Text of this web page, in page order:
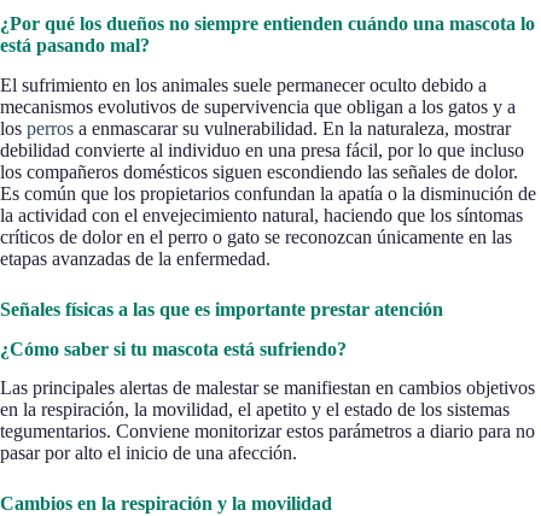
¿Por qué los dueños no siempre entienden cuándo una mascota lo
está pasando mal?
El sufrimiento en los animales suele permanecer oculto debido a
mecanismos evolutivos de supervivencia que obligan a los gatos y a
los perros a enmascarar su vulnerabilidad. En la naturaleza, mostrar
debilidad convierte al individuo en una presa fácil, por lo que incluso
los compañeros domésticos siguen escondiendo las señales de dolor.
Es común que los propietarios confundan la apatía o la disminución de
la actividad con el envejecimiento natural, haciendo que los síntomas
críticos de dolor en el perro o gato se reconozcan únicamente en las
etapas avanzadas de la enfermedad.
Señales físicas a las que es importante prestar atención
¿Cómo saber si tu mascota está sufriendo?
Las principales alertas de malestar se manifiestan en cambios objetivos
en la respiración, la movilidad, el apetito y el estado de los sistemas
tegumentarios. Conviene monitorizar estos parámetros a diario para no
pasar por alto el inicio de una afección.
Cambios en la respiración y la movilidad